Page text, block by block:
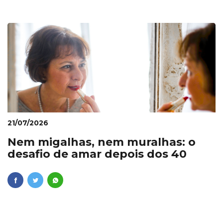
21/07/2026
Nem migalhas, nem muralhas: o
desafio de amar depois dos 40